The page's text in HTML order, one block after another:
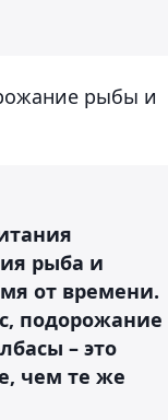
рыбы и
рыба и
от времени.
подорожание
– это
чем те же